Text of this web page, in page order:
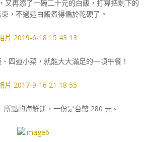
又再添了一碗二十元的白飯，打算把剩下的
，不過這白飯煮得偏於乾硬了。
四道小菜，就能大大滿足的一頓午餐！
所點的海鮮餅，一份是台幣 280 元。